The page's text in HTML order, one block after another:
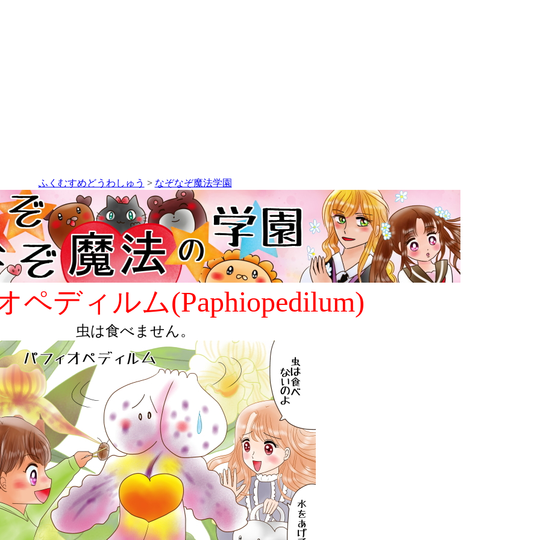
ふくむすめどうわしゅう > なぞなぞ魔法学園
ペディルム(Paphiopedilum)
虫は食べません。